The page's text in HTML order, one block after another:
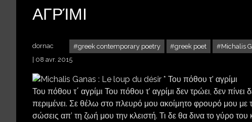
ΑΓΡΊΜΙ
greek contemporary poetry greek poet Michalis
dornac
08 avr. 2015
Του πόθου τ΄ αγρίμι Του πόθου τ’ αγρίμι δεν τρώει, δεν πίνει
περιμένει. Σε θέλω στο πλευρό μου ακοίμητο φρουρό μου με
σώσεις απ’ τη ζωή μου την κλειστή. Τι δε θα δινα το γύρο